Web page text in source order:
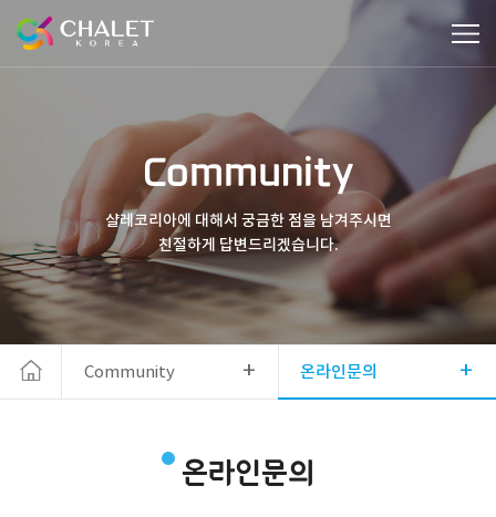
Community
샬레코리아에 대해서 궁금한 점을 남겨주시면
친절하게 답변드리겠습니다.
Community + 온라인문의 +
온라인문의